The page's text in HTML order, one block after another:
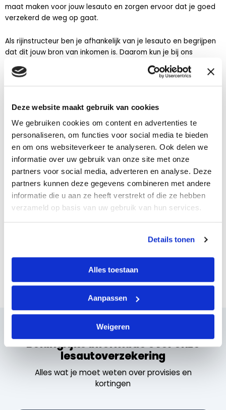
Deze website maakt gebruik van cookies
We gebruiken cookies om content en advertenties te
personaliseren, om functies voor social media te bieden
en om ons websiteverkeer te analyseren. Ook delen we
informatie over uw gebruik van onze site met onze
partners voor social media, adverteren en analyse. Deze
partners kunnen deze gegevens combineren met andere
informatie die u aan ze heeft verstrekt of die ze hebben
verzameld op basis van uw gebruik van hun services.
Details tonen
Alles toestaan
Aanpassen
Weigeren
maat maken voor jouw lesauto en zorgen ervoor dat je goed
verzekerd de weg op gaat.
Als rijinstructeur ben je afhankelijk van je lesauto en begrijpen
dat dit jouw bron van inkomen is. Daarom kun je bij ons
rekenen op snelle service, zowel bij het afsluiten van je
verzekering als bij het uitkeren van schades zodat jij zo snel
mogelijk je werkt weer kunt hervatten.
Belangrijke informatie over onze
lesautoverzekering
Alles wat je moet weten over provisies en
kortingen